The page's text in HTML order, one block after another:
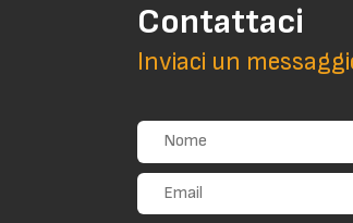
Contattaci
Inviaci un